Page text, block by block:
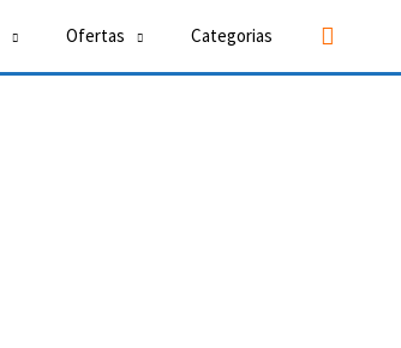
Ofertas Categorias Buscar